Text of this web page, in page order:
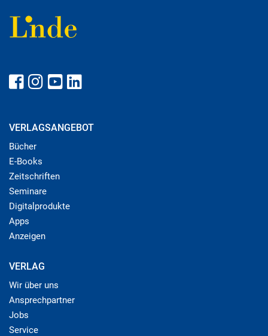
VERLAGSANGEBOT
Bücher
E-Books
Zeitschriften
Seminare
Digitalprodukte
Apps
Anzeigen
VERLAG
Wir über uns
Ansprechpartner
Jobs
Service